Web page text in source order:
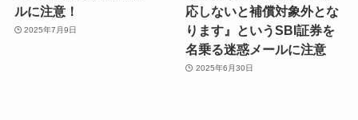
ルに注意！
2025年7月9日
応しないと補償対象外とな
ります』というSBI証券を
名乗る迷惑メールに注意
2025年6月30日